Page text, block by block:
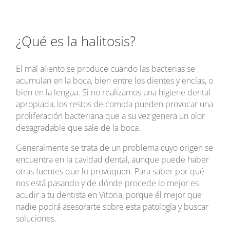
¿Qué es la halitosis?
El mal aliento se produce cuando las bacterias se
acumulan en la boca, bien entre los dientes y encías, o
bien en la lengua. Si no realizamos una higiene dental
apropiada, los restos de comida pueden provocar una
proliferación bacteriana que a su vez genera un olor
desagradable que sale de la boca.
Generalmente se trata de un problema cuyo origen se
encuentra en la cavidad dental, aunque puede haber
otras fuentes que lo provoquen. Para saber por qué
nos está pasando y de dónde procede lo mejor es
acudir a tu dentista en Vitoria, porque él mejor que
nadie podrá asesorarte sobre esta patología y buscar
soluciones.